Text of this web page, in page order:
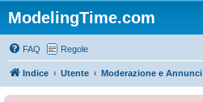
ModelingTime.com
FAQ Regole
Indice Utente Moderazione e Annunci